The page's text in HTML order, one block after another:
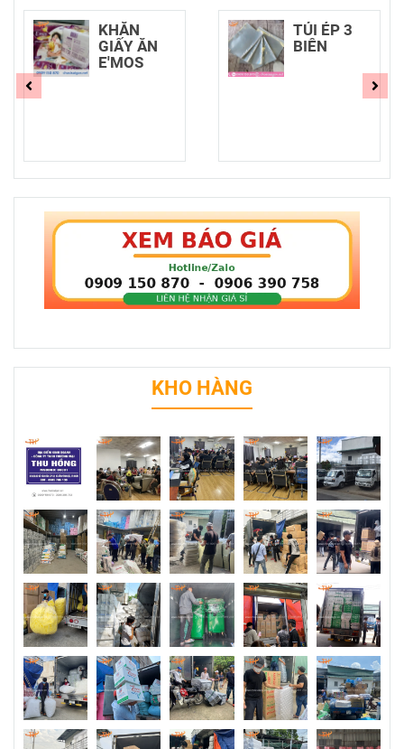
TÚI ÉP 3
BIÊN
MÀNG
NILON GÓI
KHO HÀNG